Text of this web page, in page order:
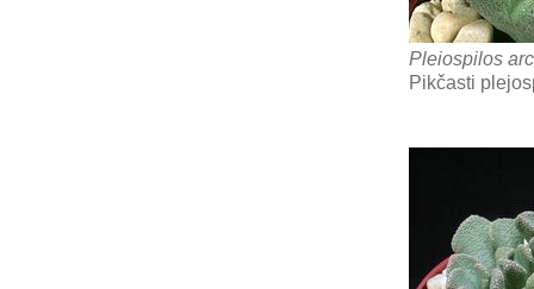
Pleiospilos
Pikčasti